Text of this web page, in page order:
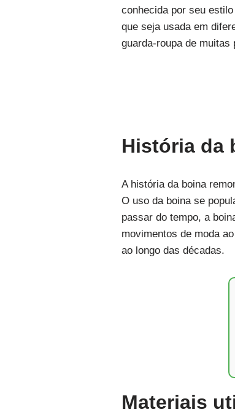
conhecida por seu
que seja usada em
guarda-roupa de muitas
História da
A história da boina
O uso da boina se
passar do tempo, a
movimentos de moda
ao longo das décadas.
Materiais